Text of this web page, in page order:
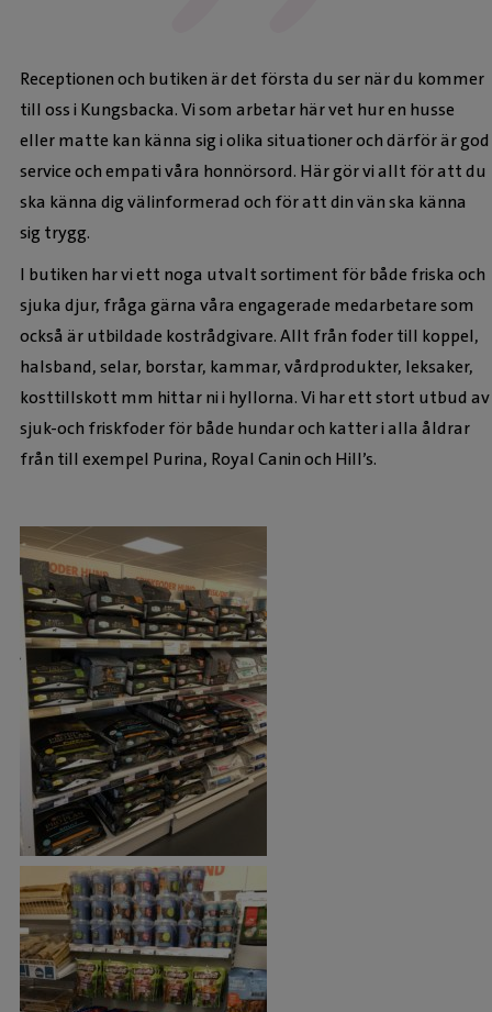
Receptionen och butiken är det första du ser när du kommer
till oss i Kungsbacka. Vi som arbetar här vet hur en husse
eller matte kan känna sig i olika situationer och därför är god
service och empati våra honnörsord. Här gör vi allt för att du
ska känna dig välinformerad och för att din vän ska känna
sig trygg.
I butiken har vi ett noga utvalt sortiment för både friska och
sjuka djur, fråga gärna våra engagerade medarbetare som
också är utbildade kostrådgivare. Allt från foder till koppel,
halsband, selar, borstar, kammar, vårdprodukter, leksaker,
kosttillskott mm hittar ni i hyllorna. Vi har ett stort utbud av
sjuk-och friskfoder för både hundar och katter i alla åldrar
från till exempel Purina, Royal Canin och Hill’s.